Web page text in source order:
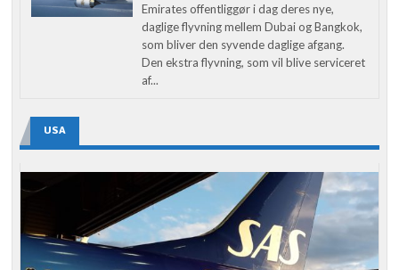
Emirates offentliggør i dag deres nye,
daglige flyvning mellem Dubai og Bangkok,
som bliver den syvende daglige afgang.
Den ekstra flyvning, som vil blive serviceret
af...
USA